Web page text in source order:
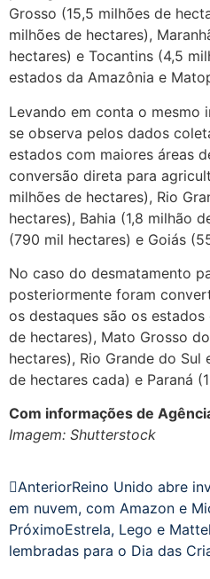
Grosso (15,5 milhões de
milhões de hectares),
hectares) e Tocantins (4,5
estados da Amazônia e
Levando em conta o mesmo
se observa pelos dados
estados com maiores áreas
conversão direta para
milhões de hectares), Rio
hectares), Bahia (1,8 milhão
(790 mil hectares) e Goiás
No caso do desmatamento
posteriormente foram
os destaques são os
de hectares), Mato Grosso
hectares), Rio Grande do Sul
de hectares cada) e Paraná
Com informações de
Imagem: Shutterstock
AnteriorReino Unido abre
em nuvem, com Amazon e
PróximoEstrela, Lego e
lembradas para o Dia das